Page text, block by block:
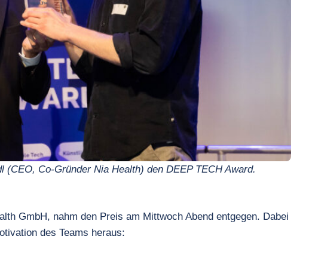
(CEO, Co-Gründer Nia Health) den DEEP TECH Award.
GmbH, nahm den Preis am Mittwoch Abend entgegen. Dabei
des Teams heraus: